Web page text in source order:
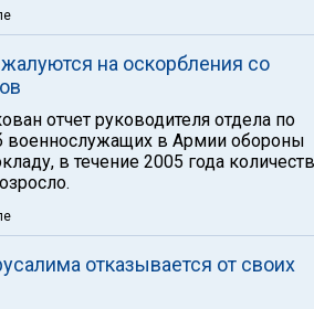
на оскорбления со
отчет руководителя отдела по
военнослужащих в Армии обороны
в течение 2005 года
отказывается от своих